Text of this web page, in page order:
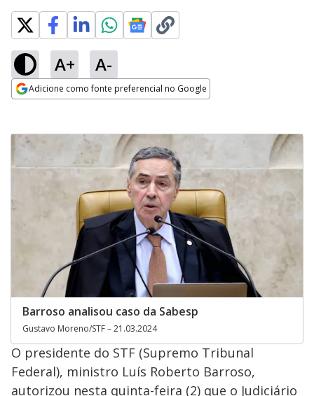
A+ A-
Adicione como fonte preferencial no Google
Barroso analisou caso da Sabesp
Gustavo Moreno/STF – 21.03.2024
O presidente do STF (Supremo Tribunal
Federal), ministro Luís Roberto Barroso,
autorizou nesta quinta-feira (2) que o Judiciário